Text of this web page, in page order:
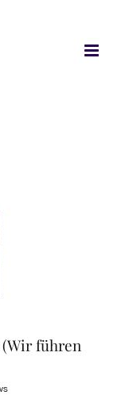
(Wir führen